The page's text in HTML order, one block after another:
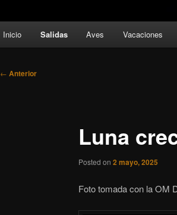
Inicio Salidas Aves Vacaciones
Navegación
← Anterior
Luna
Posted on 2 mayo, 2025
Foto tomada con la OM